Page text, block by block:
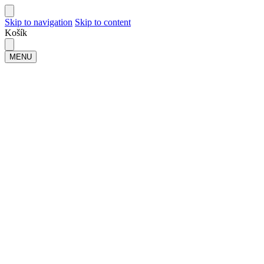
Skip to navigation Skip to content
Košík
MENU